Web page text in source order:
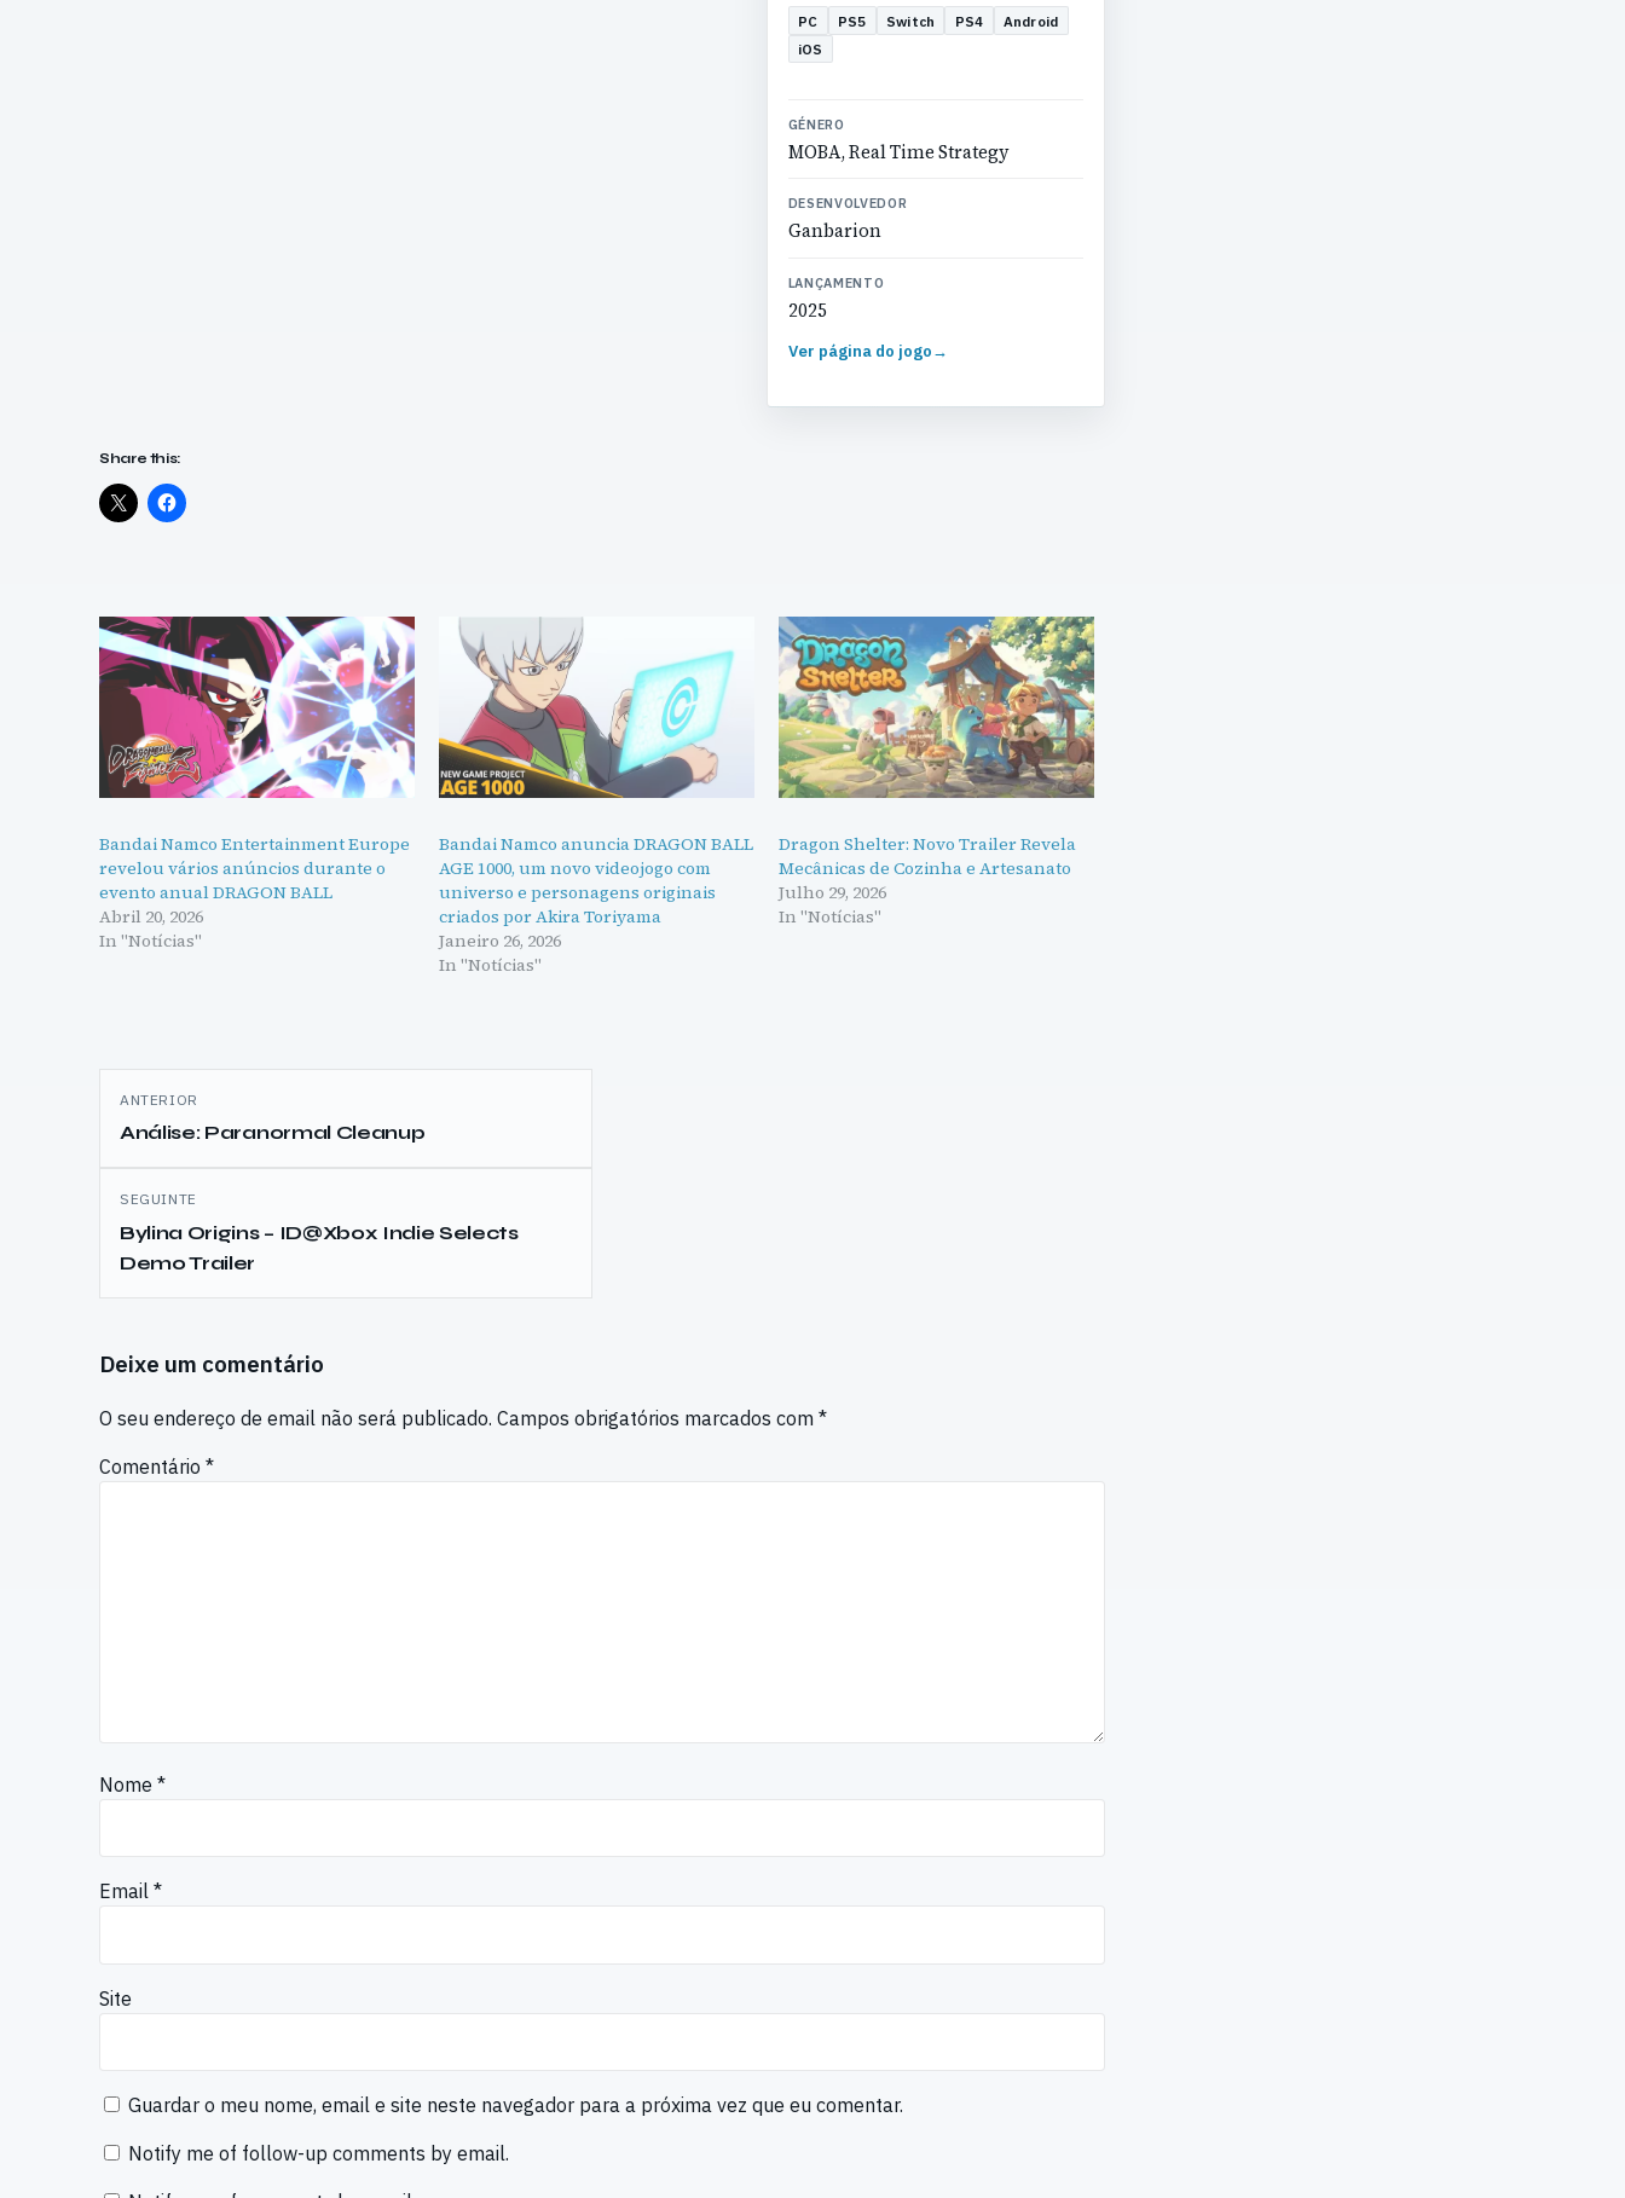
PC PS5 Switch PS4
Android
iOS
GÉNERO
MOBA, Real Time Strategy
DESENVOLVEDOR
Ganbarion
LANÇAMENTO
2025
Ver página do jogo→
Share this:
Bandai Namco Entertainment Europe
revelou vários anúncios durante o
evento anual DRAGON BALL
Abril 20, 2026
In "Notícias"
Bandai Namco anuncia DRAGON BALL
AGE 1000, um novo videojogo com
universo e personagens originais
criados por Akira Toriyama
Janeiro 26, 2026
In "Notícias"
Dragon Shelter: Novo Trailer Revela
Mecânicas de Cozinha e Artesanato
Julho 29, 2026
In "Notícias"
Navegação
de
artigos
ANTERIOR
Análise: Paranormal Cleanup
SEGUINTE
Bylina Origins – ID@Xbox Indie Selects
Demo Trailer
Deixe um comentário
O seu endereço de email não será publicado. Campos obrigatórios marcados com *
Comentário *
Nome *
Email *
Site
Guardar o meu nome, email e site neste navegador para a próxima vez que eu comentar.
Notify me of follow-up comments by email.